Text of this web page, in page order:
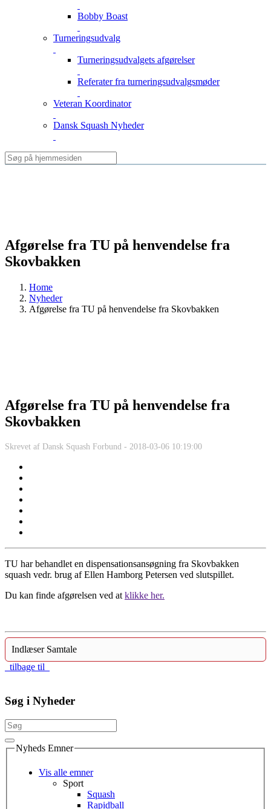
Bobby Boast
Turneringsudvalg
Turneringsudvalgets afgørelser
Referater fra turneringsudvalgsmøder
Veteran Koordinator
Dansk Squash Nyheder
Afgørelse fra TU på henvendelse fra
Skovbakken
Home
Nyheder
Afgørelse fra TU på henvendelse fra Skovbakken
Afgørelse fra TU på henvendelse fra
Skovbakken
Skrevet af Dansk Squash Forbund - 2018-03-06 10:19:00
TU har behandlet en dispensationsansøgning fra Skovbakken
squash vedr. brug af Ellen Hamborg Petersen ved slutspillet.
Du kan finde afgørelsen ved at klikke her.
Indlæser Samtale
tilbage til
Søg i Nyheder
Nyheds Emner
Vis alle emner
Sport
Squash
Rapidball